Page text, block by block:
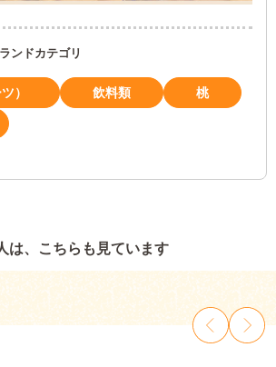
ンドカテゴリ
） 飲料類 桃
は、こちらも見ています